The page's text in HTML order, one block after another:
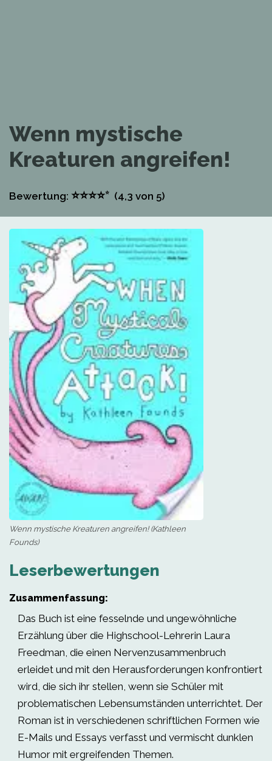
Wenn mystische
Kreaturen angreifen!
Bewertung: ⭐⭐⭐⭐⭐ (4,3 von 5)
Wenn mystische Kreaturen angreifen! (Kathleen
Founds)
Leserbewertungen
Zusammenfassung:
Das Buch ist eine fesselnde und ungewöhnliche
Erzählung über die Highschool-Lehrerin Laura
Freedman, die einen Nervenzusammenbruch
erleidet und mit den Herausforderungen konfrontiert
wird, die sich ihr stellen, wenn sie Schüler mit
problematischen Lebensumständen unterrichtet. Der
Roman ist in verschiedenen schriftlichen Formen wie
E-Mails und Essays verfasst und vermischt dunklen
Humor mit ergreifenden Themen.